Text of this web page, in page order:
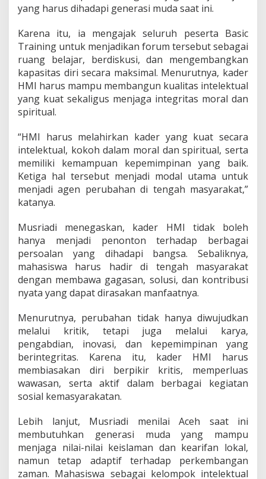
yang harus dihadapi generasi muda saat ini.
Karena itu, ia mengajak seluruh peserta Basic
Training untuk menjadikan forum tersebut sebagai
ruang belajar, berdiskusi, dan mengembangkan
kapasitas diri secara maksimal. Menurutnya, kader
HMI harus mampu membangun kualitas intelektual
yang kuat sekaligus menjaga integritas moral dan
spiritual.
“HMI harus melahirkan kader yang kuat secara
intelektual, kokoh dalam moral dan spiritual, serta
memiliki kemampuan kepemimpinan yang baik.
Ketiga hal tersebut menjadi modal utama untuk
menjadi agen perubahan di tengah masyarakat,”
katanya.
Musriadi menegaskan, kader HMI tidak boleh
hanya menjadi penonton terhadap berbagai
persoalan yang dihadapi bangsa. Sebaliknya,
mahasiswa harus hadir di tengah masyarakat
dengan membawa gagasan, solusi, dan kontribusi
nyata yang dapat dirasakan manfaatnya.
Menurutnya, perubahan tidak hanya diwujudkan
melalui kritik, tetapi juga melalui karya,
pengabdian, inovasi, dan kepemimpinan yang
berintegritas. Karena itu, kader HMI harus
membiasakan diri berpikir kritis, memperluas
wawasan, serta aktif dalam berbagai kegiatan
sosial kemasyarakatan.
Lebih lanjut, Musriadi menilai Aceh saat ini
membutuhkan generasi muda yang mampu
menjaga nilai-nilai keislaman dan kearifan lokal,
namun tetap adaptif terhadap perkembangan
zaman. Mahasiswa sebagai kelompok intelektual